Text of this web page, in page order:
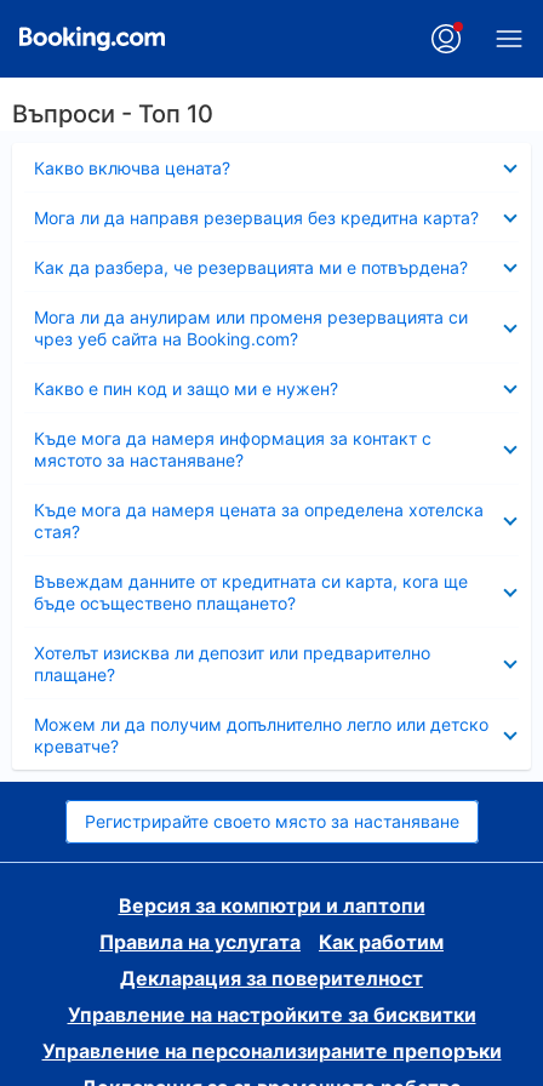
Въпроси - Топ 10
Какво включва цената?
Мога ли да направя резервация без кредитна карта?
Как да разбера, че резервацията ми е потвърдена?
Мога ли да анулирам или променя резервацията си
чрез уеб сайта на Booking.com?
Какво е пин код и защо ми е нужен?
Къде мога да намеря информация за контакт с
мястото за настаняване?
Къде мога да намеря цената за определена хотелска
стая?
Въвеждам данните от кредитната си карта, кога ще
бъде осъществено плащането?
Хотелът изисква ли депозит или предварително
плащане?
Можем ли да получим допълнително легло или детско
креватче?
Регистрирайте своето място за настаняване
Версия за компютри и лаптопи
Правила на услугата
Как работим
Декларация за поверителност
Управление на настройките за бисквитки
Управление на персонализираните препоръки